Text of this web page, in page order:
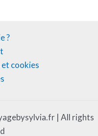
?
cookies
| All rights